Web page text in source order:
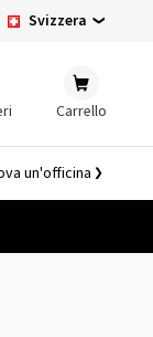
Svizzera
Carrello
un'officina